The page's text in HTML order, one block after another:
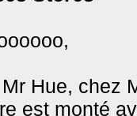
Hue, chez
est monté